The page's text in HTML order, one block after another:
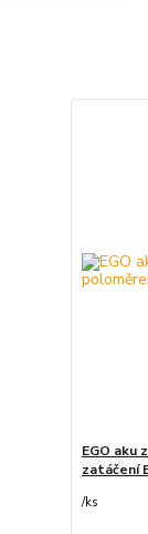
EGO aku
zatáčení
/ks